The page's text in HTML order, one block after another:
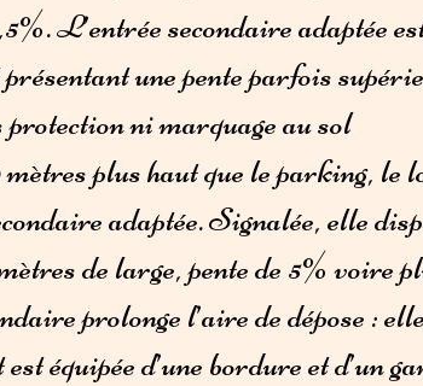
L’entrée secondaire adaptée
une pente parfois
protection ni marquage au sol
plus haut que le parking, le
adaptée. Signalée, elle
de large, pente de 5% voire
prolonge l’aire de dépose :
équipée d’une bordure et d’un